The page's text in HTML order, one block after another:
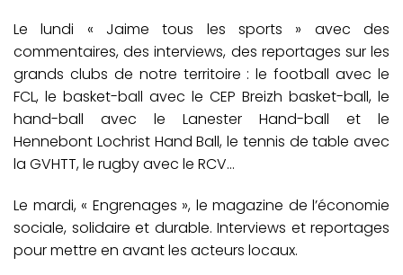
Le lundi « Jaime tous les sports » avec des
commentaires, des interviews, des reportages sur les
grands clubs de notre territoire : le football avec le
FCL, le basket-ball avec le CEP Breizh basket-ball, le
hand-ball avec le Lanester Hand-ball et le
Hennebont Lochrist Hand Ball, le tennis de table avec
la GVHTT, le rugby avec le RCV…
Le mardi, « Engrenages », le magazine de l’économie
sociale, solidaire et durable. Interviews et reportages
pour mettre en avant les acteurs locaux.